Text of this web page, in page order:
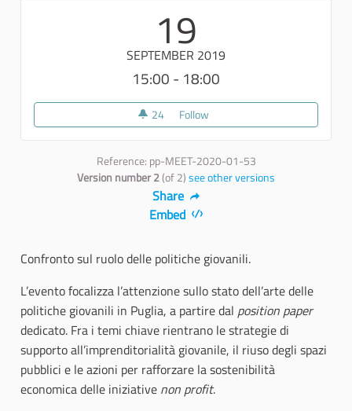
19
SEPTEMBER 2019
15:00 - 18:00
24 24 followers
Follow
Reference: pp-MEET-2020-01-53
Version number 2(of 2)see other versions
Share
Embed
Confronto sul ruolo delle politiche giovanili.
L’evento focalizza l’attenzione sullo stato dell’arte delle
politiche giovanili in Puglia, a partire dal position paper
dedicato. Fra i temi chiave rientrano le strategie di
supporto all’imprenditorialità giovanile, il riuso degli spazi
pubblici e le azioni per rafforzare la sostenibilità
economica delle iniziative non profit.